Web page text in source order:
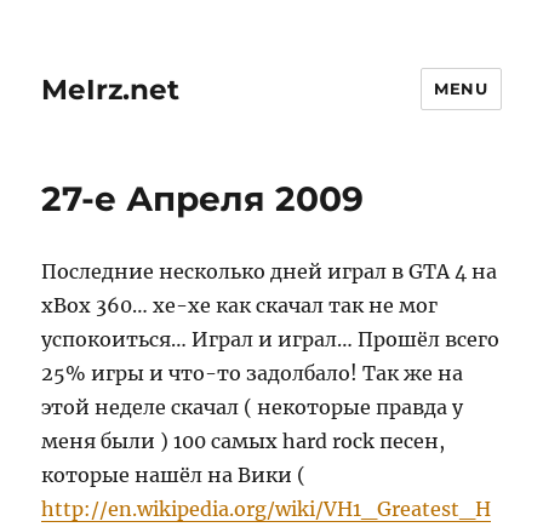
MeIrz.net MENU
27-е Апреля 2009
Последние несколько дней играл в GTA 4 на
xBox 360… хе-хе как скачал так не мог
успокоиться… Играл и играл… Прошёл всего
25% игры и что-то задолбало! Так же на
этой неделе скачал ( некоторые правда у
меня были ) 100 самых hard rock песен,
которые нашёл на Вики (
http://en.wikipedia.org/wiki/VH1_Greatest_H